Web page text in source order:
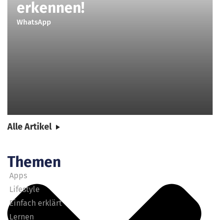
erkennen!
WhatsApp
Alle Artikel
Themen
Apps
Lifestyle
Einfach erklärt
Lernen